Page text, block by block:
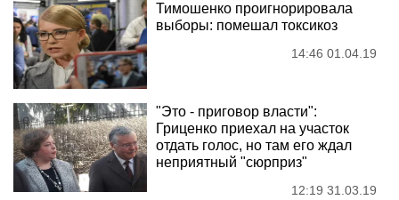
Тимошенко проигнорировала
выборы: помешал токсикоз
14:46 01.04.19
"Это - приговор власти":
Гриценко приехал на участок
отдать голос, но там его ждал
неприятный "сюрприз"
12:19 31.03.19